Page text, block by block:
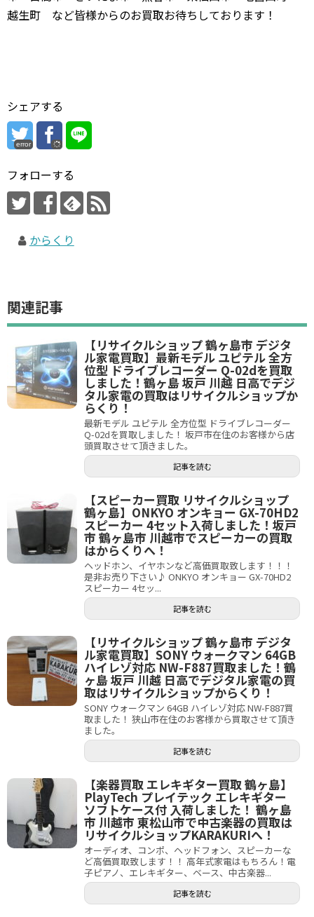
越生町 など皆様からのお買取お待ちしております！
シェアする
error
フォローする
からくり
関連記事
【リサイクルショップ 鶴ヶ島市 デジタ
ル家電買取】最新モデル ユピテル 全方
位型 ドライブレコーダー Q-02dを買取
しました！鶴ヶ島 坂戸 川越 日高でデジ
タル家電の買取はリサイクルショップか
らくり！
最新モデル ユピテル 全方位型 ドライブレコーダー
Q-02dを買取しました！ 坂戸市在住のお客様から店
頭買取させて頂きました。
記事を読む
【スピーカー買取 リサイクルショップ
鶴ヶ島】ONKYO オンキョー GX-70HD2
スピーカー 4セット入荷しました！坂戸
市 鶴ヶ島市 川越市でスピーカーの買取
はからくりへ！
ヘッドホン、イヤホンなど高価買取致します！！！
是非お売り下さい♪ ONKYO オンキョー GX-70HD2
スピーカー 4セッ...
記事を読む
【リサイクルショップ 鶴ヶ島市 デジタ
ル家電買取】SONY ウォークマン 64GB
ハイレゾ対応 NW-F887買取ました！鶴
ヶ島 坂戸 川越 日高でデジタル家電の買
取はリサイクルショップからくり！
SONY ウォークマン 64GB ハイレゾ対応 NW-F887買
取ました！ 狭山市在住のお客様から買取させて頂き
ました。
記事を読む
【楽器買取 エレキギター買取 鶴ヶ島】
PlayTech プレイテック エレキギター
ソフトケース付 入荷しました！ 鶴ヶ島
市 川越市 東松山市で中古楽器の買取は
リサイクルショップKARAKURIへ！
オーディオ、コンポ、ヘッドフォン、スピーカーな
ど高価買取致します！！ 高年式家電はもちろん！電
子ピアノ、エレキギター、ベース、中古楽器...
記事を読む